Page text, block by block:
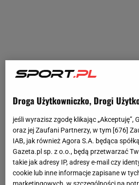
Droga Użytkowniczko, Drogi
jeśli wyrazisz zgodę klikając „Akceptuję”,
oraz jej Zaufani Partnerzy, w tym [676]
IAB, jak również Agora S.A. będąca
Gazeta.pl sp. z o.o., będą przetwarzać
takie jak adresy IP, adresy e-mail czy
cookie lub inne informacje zapisane w
marketingowych, w szczególności na